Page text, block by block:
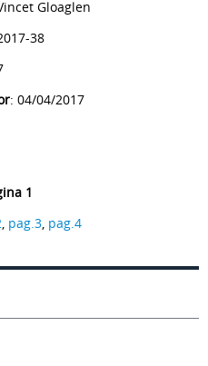
Gloaglen
38
: 04/04/2017
1
, pag.3, pag.4